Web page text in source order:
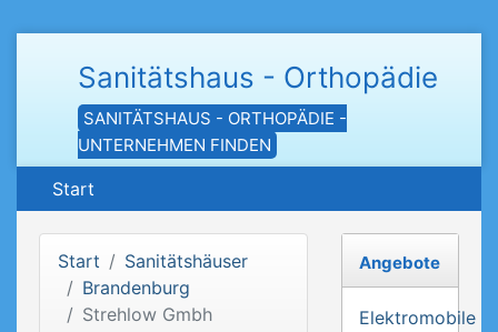
Sanitätshaus - Orthopädie
SANITÄTSHAUS - ORTHOPÄDIE -
UNTERNEHMEN FINDEN
Start
Start
Sanitätshäuser
Brandenburg
Strehlow Gmbh
Angebote
Elektromobile